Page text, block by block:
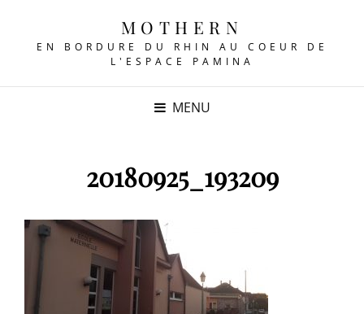
MOTHERN
EN BORDURE DU RHIN AU COEUR DE
L'ESPACE PAMINA
MENU
20180925_193209